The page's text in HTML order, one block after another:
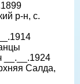
р-н, с.
__.__.1924
Салда,